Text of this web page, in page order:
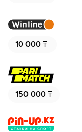
10 000 ₸
150 000 ₸